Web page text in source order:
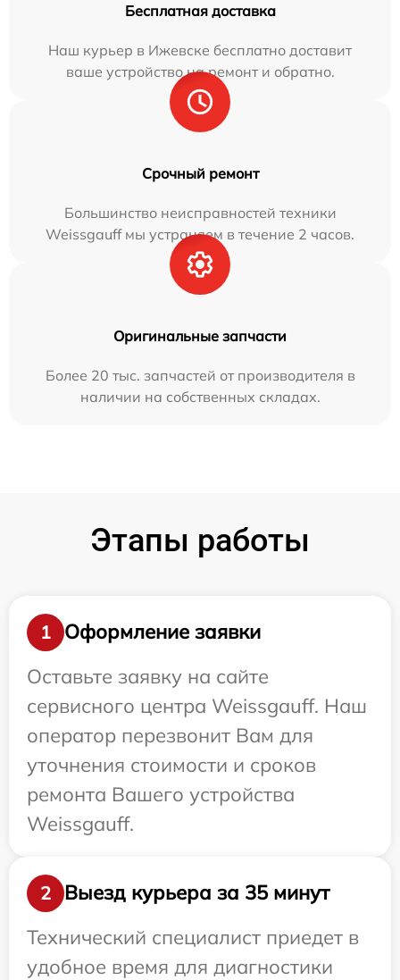
Бесплатная доставка
Наш курьер в Ижевске бесплатно доставит
ваше устройство на ремонт и обратно.
Срочный ремонт
Большинство неисправностей техники
Weissgauff мы устраняем в течение 2 часов.
Оригинальные запчасти
Более 20 тыс. запчастей от производителя в
наличии на собственных складах.
Этапы работы
1
Оформление заявки
Оставьте заявку на сайте
сервисного центра Weissgauff. Наш
оператор перезвонит Вам для
уточнения стоимости и сроков
ремонта Вашего устройства
Weissgauff.
2
Выезд курьера за 35 минут
Технический специалист приедет в
удобное время для диагностики